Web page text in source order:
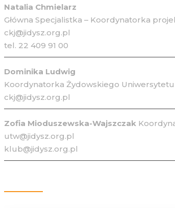
Natalia Chmielarz
Główna Specjalistka – Koordynatorka
ckj@jidysz.org.pl
tel. 22 409 91 00
Dominika Ludwig
Koordynatorka Żydowskiego
ckj@jidysz.org.pl
Zofia Mioduszewska-Wajszczak
utw@jidysz.org.pl
klub@jidysz.org.pl